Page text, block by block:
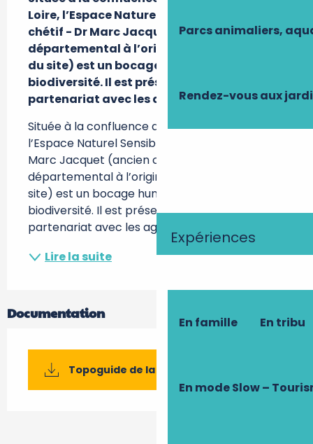
Parcs animaliers,
Rendez-vous aux
Expériences
En famille En tribu
En mode Slow –
Loire, l’Espace Naturel Sensible de Bois
chétif - Dr Marc Jacquet (ancien conseiller
départemental à l’origine de la protection
du site) est un bocage humide riche en
biodiversité. Il est préservé grâce à un
partenariat avec les agriculteurs.
Située à la confluence de l’Indre avec la Loire,
l’Espace Naturel Sensible de Bois chétif - Dr
Marc Jacquet (ancien conseiller
départemental à l’origine de la protection du
site) est un bocage humide riche en
biodiversité. Il est préservé grâce à un
partenariat avec les agriculteurs. Vous allez...
Lire la suite
Documentation
Topoguide de la randonnée